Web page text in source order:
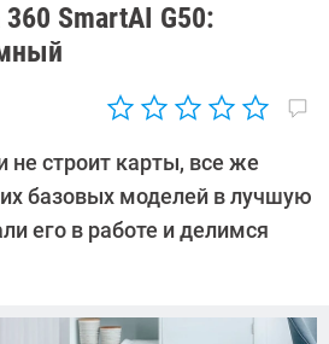
SmartAI G50:
не строит карты, все же
базовых моделей в лучшую
его в работе и делимся